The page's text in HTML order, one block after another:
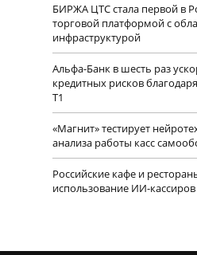
БИРЖА ЦТС стала первой в
торговой платформой с
инфраструктурой
Альфа-Банк в шесть раз
кредитных рисков
Т1
«Магнит» тестирует
анализа работы касс
Российские кафе и
использование ИИ-кассиров